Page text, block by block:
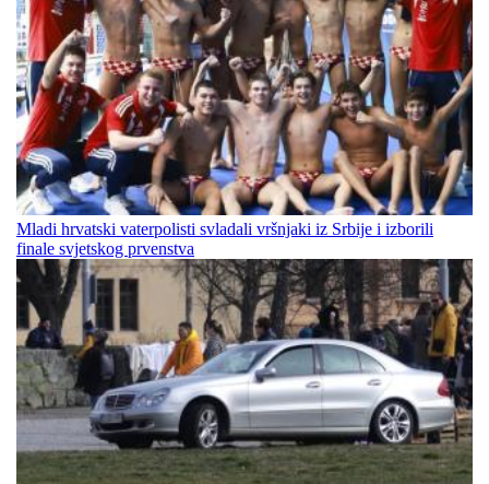
Mladi hrvatski vaterpolisti svladali vršnjaki iz Srbije i izborili
finale svjetskog prvenstva